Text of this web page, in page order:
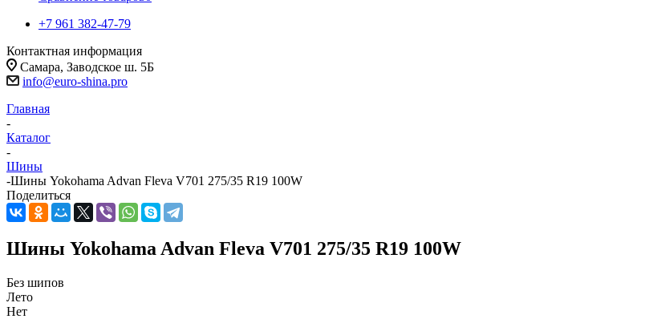
+7 961 382-47-79
Контактная информация
Самара, Заводское ш. 5Б
info@euro-shina.pro
Главная
-
Каталог
-
Шины
-Шины Yokohama Advan Fleva V701 275/35 R19 100W
Поделиться
Шины Yokohama Advan Fleva V701 275/35 R19 100W
Без шипов
Лето
Нет